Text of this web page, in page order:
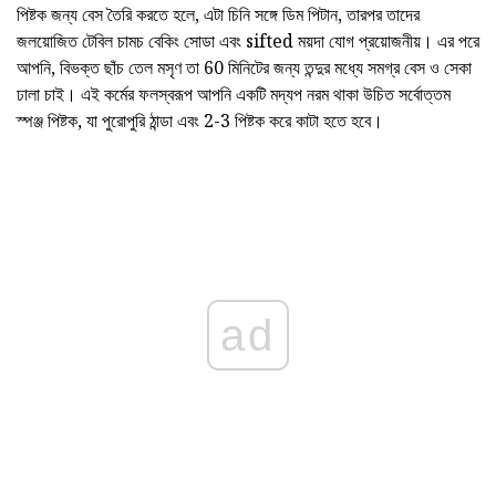
পিষ্টক জন্য বেস তৈরি করতে হলে, এটা চিনি সঙ্গে ডিম পিটান, তারপর তাদের
জলয়োজিত টেবিল চামচ বেকিং সোডা এবং sifted ময়দা যোগ প্রয়োজনীয়। এর পরে
আপনি, বিভক্ত ছাঁচ তেল মসৃণ তা 60 মিনিটের জন্য তন্দুর মধ্যে সমগ্র বেস ও সেকা
ঢালা চাই। এই কর্মের ফলস্বরূপ আপনি একটি মদ্যপ নরম থাকা উচিত সর্বোত্তম
স্পঞ্জ পিষ্টক, যা পুরোপুরি ঠান্ডা এবং 2-3 পিষ্টক করে কাটা হতে হবে।
ad